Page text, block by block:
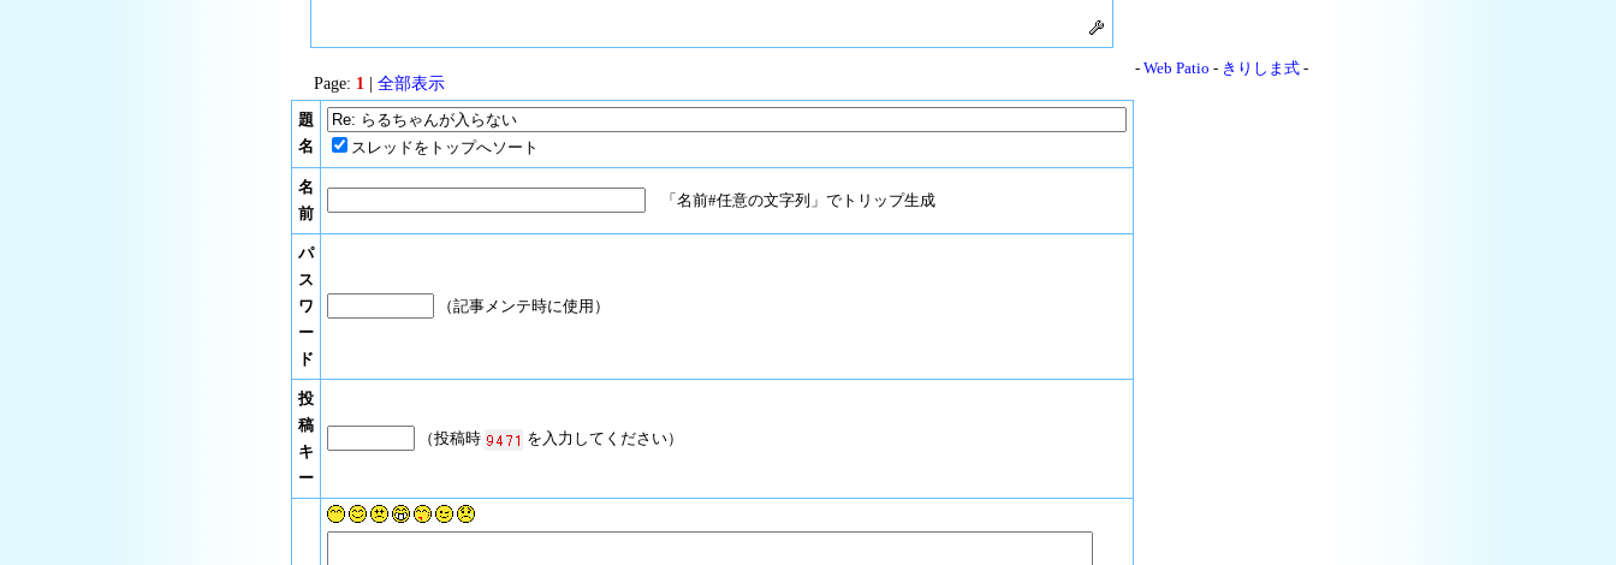
Page: 1 | 全部表示
題
名
スレッドをトップへソート
名
前
「名前#任意の文字列」でトリップ生成
パ
ス
ワ
ー
ド
（記事メンテ時に使用）
投
稿
キ
ー
（投稿時 を入力してください）
- Web Patio - きりしま式 -